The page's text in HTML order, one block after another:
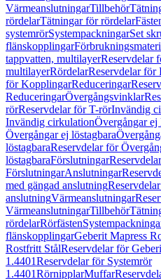
VärmeanslutningarTillbehör
rördelarTätningar för rördelar
systemrörSystempackningarSet
flänskopplingar
tappvatten, multilayerReservdelar
multilayerRördelarReservdelar för
för KopplingarReduceringar
ReduceringarÖvergångsvinklar
rörReservdelar för T-rörInvändig
Invändig cirkulationÖvergångar ej
Övergångar ej löstagbara
löstagbaraReservdelar för
löstagbaraFörslutningar
FörslutningarAnslutningar
med gängad anslutning
anslutningVärmeanslutningar
VärmeanslutningarTillbehör
rördelarRörfästen
flänskopplingarGeberit Mapress
Rostfritt StålReservdelar för
1.4401Reservdelar för Systemrör
1.4401RörnipplarMuffar